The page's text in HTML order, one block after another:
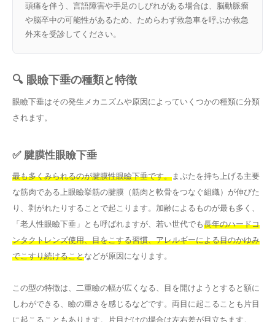
頭痛を伴う、言語障害や手足のしびれがある場合は、脳動脈瘤
や脳卒中の可能性があるため、ためらわず救急車を呼ぶか救急
外来を受診してください。
🔍 眼瞼下垂の種類と特徴
眼瞼下垂はその発生メカニズムや原因によっていくつかの種類に分類
されます。
✅ 腱膜性眼瞼下垂
最も多くみられるのが腱膜性眼瞼下垂です。まぶたを持ち上げる主要
な筋肉である上眼瞼挙筋の腱膜（筋肉と軟骨をつなぐ組織）が伸びた
り、剥がれたりすることで起こります。加齢によるものが最も多く、
「老人性眼瞼下垂」とも呼ばれますが、若い世代でも長年のハードコ
ンタクトレンズ使用、目をこする習慣、アレルギーによる目のかゆみ
でこすり続けることなどが原因になります。
この型の特徴は、二重瞼の幅が広くなる、目を開けようとすると額に
しわができる、瞼の重さを感じるなどです。両目に起こることも片目
に起こることもあります。片目だけの場合は左右差が目立ちます。